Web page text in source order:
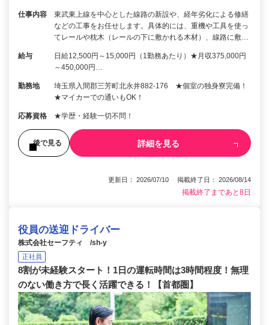
仕事内容
東武東上線を中心とした線路の新設や、経年劣化による修繕
などの工事をお任せします。具体的には、重機や工具を使っ
てレールや枕木（レールの下に敷かれる木材）、線路に敷…
給与
日給12,500円～15,000円（1勤務あたり）★月収375,000円
～450,000円…
勤務地
埼玉県入間郡三芳町北永井882-176 ★個室の独身寮完備！
★マイカーでの通いもOK！
応募資格 ★学歴・経験一切不問！
後で見る 詳細を見る
更新日： 2026/07/10 掲載終了日： 2026/08/14
掲載終了まであと8日
役員の送迎ドライバー
株式会社セーフティ /sh-y
正社員
8割が未経験スタート！1日の運転時間は3時間程度！無理
のない働き方で長く活躍できる！【首都圏】